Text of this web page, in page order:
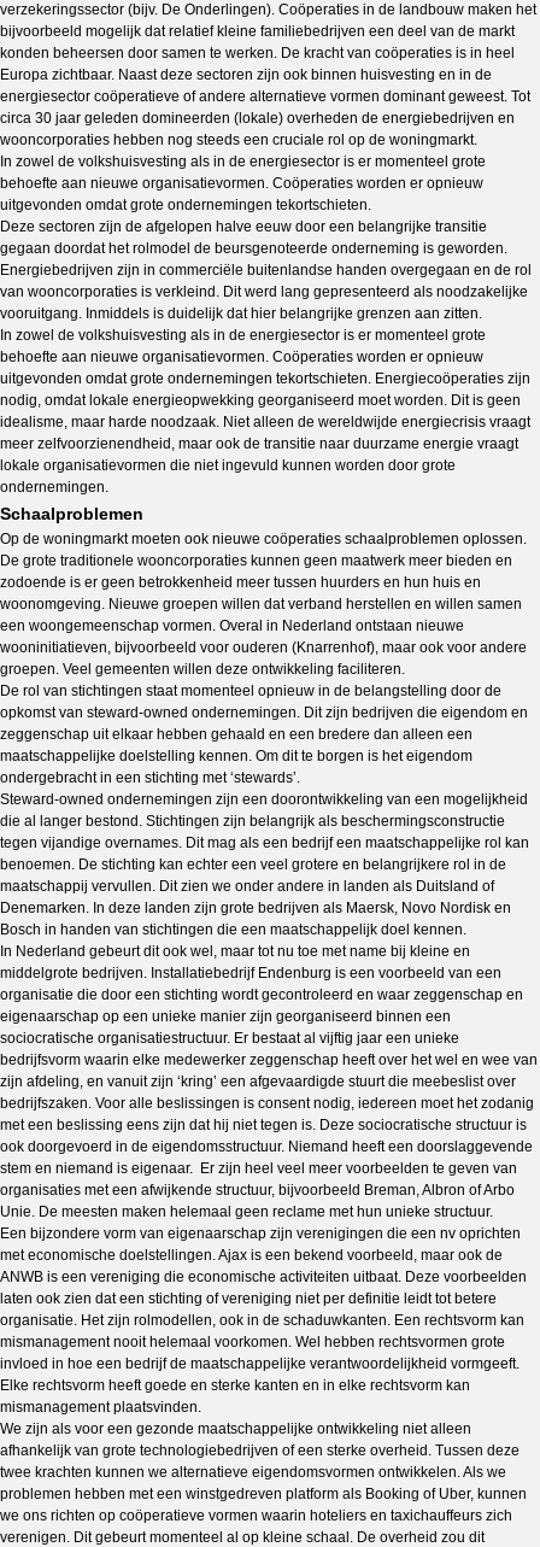
verzekeringssector (bijv. De Onderlingen). Coöperaties in de landbouw maken het
bijvoorbeeld mogelijk dat relatief kleine familiebedrijven een deel van de markt
konden beheersen door samen te werken. De kracht van coöperaties is in heel
Europa zichtbaar. Naast deze sectoren zijn ook binnen huisvesting en in de
energiesector coöperatieve of andere alternatieve vormen dominant geweest. Tot
circa 30 jaar geleden domineerden (lokale) overheden de energiebedrijven en
wooncorporaties hebben nog steeds een cruciale rol op de woningmarkt.
In zowel de volkshuisvesting als in de energiesector is er momenteel grote
behoefte aan nieuwe organisatievormen. Coöperaties worden er opnieuw
uitgevonden omdat grote ondernemingen tekortschieten.
Deze sectoren zijn de afgelopen halve eeuw door een belangrijke transitie
gegaan doordat het rolmodel de beursgenoteerde onderneming is geworden.
Energiebedrijven zijn in commerciële buitenlandse handen overgegaan en de rol
van wooncorporaties is verkleind. Dit werd lang gepresenteerd als noodzakelijke
vooruitgang. Inmiddels is duidelijk dat hier belangrijke grenzen aan zitten.
In zowel de volkshuisvesting als in de energiesector is er momenteel grote
behoefte aan nieuwe organisatievormen. Coöperaties worden er opnieuw
uitgevonden omdat grote ondernemingen tekortschieten. Energiecoöperaties zijn
nodig, omdat lokale energieopwekking georganiseerd moet worden. Dit is geen
idealisme, maar harde noodzaak. Niet alleen de wereldwijde energiecrisis vraagt
meer zelfvoorzienendheid, maar ook de transitie naar duurzame energie vraagt
lokale organisatievormen die niet ingevuld kunnen worden door grote
ondernemingen.
Schaalproblemen
Op de woningmarkt moeten ook nieuwe coöperaties schaalproblemen oplossen.
De grote traditionele wooncorporaties kunnen geen maatwerk meer bieden en
zodoende is er geen betrokkenheid meer tussen huurders en hun huis en
woonomgeving. Nieuwe groepen willen dat verband herstellen en willen samen
een woongemeenschap vormen. Overal in Nederland ontstaan nieuwe
wooninitiatieven, bijvoorbeeld voor ouderen (Knarrenhof), maar ook voor andere
groepen. Veel gemeenten willen deze ontwikkeling faciliteren.
De rol van stichtingen staat momenteel opnieuw in de belangstelling door de
opkomst van steward-owned ondernemingen. Dit zijn bedrijven die eigendom en
zeggenschap uit elkaar hebben gehaald en een bredere dan alleen een
maatschappelijke doelstelling kennen. Om dit te borgen is het eigendom
ondergebracht in een stichting met ‘stewards’.
Steward-owned ondernemingen zijn een doorontwikkeling van een mogelijkheid
die al langer bestond. Stichtingen zijn belangrijk als beschermingsconstructie
tegen vijandige overnames. Dit mag als een bedrijf een maatschappelijke rol kan
benoemen. De stichting kan echter een veel grotere en belangrijkere rol in de
maatschappij vervullen. Dit zien we onder andere in landen als Duitsland of
Denemarken. In deze landen zijn grote bedrijven als Maersk, Novo Nordisk en
Bosch in handen van stichtingen die een maatschappelijk doel kennen.
In Nederland gebeurt dit ook wel, maar tot nu toe met name bij kleine en
middelgrote bedrijven. Installatiebedrijf Endenburg is een voorbeeld van een
organisatie die door een stichting wordt gecontroleerd en waar zeggenschap en
eigenaarschap op een unieke manier zijn georganiseerd binnen een
sociocratische organisatiestructuur. Er bestaat al vijftig jaar een unieke
bedrijfsvorm waarin elke medewerker zeggenschap heeft over het wel en wee van
zijn afdeling, en vanuit zijn ‘kring’ een afgevaardigde stuurt die meebeslist over
bedrijfszaken. Voor alle beslissingen is consent nodig, iedereen moet het zodanig
met een beslissing eens zijn dat hij niet tegen is. Deze sociocratische structuur is
ook doorgevoerd in de eigendomsstructuur. Niemand heeft een doorslaggevende
stem en niemand is eigenaar. Er zijn heel veel meer voorbeelden te geven van
organisaties met een afwijkende structuur, bijvoorbeeld Breman, Albron of Arbo
Unie. De meesten maken helemaal geen reclame met hun unieke structuur.
Een bijzondere vorm van eigenaarschap zijn verenigingen die een nv oprichten
met economische doelstellingen. Ajax is een bekend voorbeeld, maar ook de
ANWB is een vereniging die economische activiteiten uitbaat. Deze voorbeelden
laten ook zien dat een stichting of vereniging niet per definitie leidt tot betere
organisatie. Het zijn rolmodellen, ook in de schaduwkanten. Een rechtsvorm kan
mismanagement nooit helemaal voorkomen. Wel hebben rechtsvormen grote
invloed in hoe een bedrijf de maatschappelijke verantwoordelijkheid vormgeeft.
Elke rechtsvorm heeft goede en sterke kanten en in elke rechtsvorm kan
mismanagement plaatsvinden.
We zijn als voor een gezonde maatschappelijke ontwikkeling niet alleen
afhankelijk van grote technologiebedrijven of een sterke overheid. Tussen deze
twee krachten kunnen we alternatieve eigendomsvormen ontwikkelen. Als we
problemen hebben met een winstgedreven platform als Booking of Uber, kunnen
we ons richten op coöperatieve vormen waarin hoteliers en taxichauffeurs zich
verenigen. Dit gebeurt momenteel al op kleine schaal. De overheid zou dit